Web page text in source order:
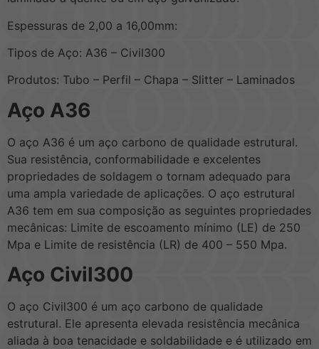
Espessuras de 2,00 a 16,00mm:
Tipos de Aço: A36 – Civil300
Produtos: Tubo – Perfil – Chapa – Slitter – Laminados
Aço A36
O aço A36 é um aço carbono de qualidade estrutural.
Sua resistência, conformabilidade e excelentes
propriedades de soldagem o tornam adequado para
uma ampla variedade de aplicações. O aço estrutural
A36 tem em sua composição as seguintes propriedades
mecânicas: Limite de escoamento mínimo (LE) de 250
Mpa e Limite de resistência (LR) de 400 – 550 Mpa.
Aço Civil300
O aço Civil300 é um aço carbono de qualidade
estrutural. Ele apresenta elevada resistência mecânica
aliada à boa tenacidade e soldabilidade e é utilizado em